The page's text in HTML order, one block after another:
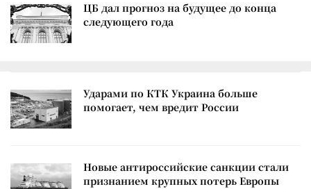
ЦБ дал прогноз на будущее до конца
следующего года
Ударами по КТК Украина больше
помогает, чем вредит России
Новые антироссийские санкции стали
признанием крупных потерь Европы